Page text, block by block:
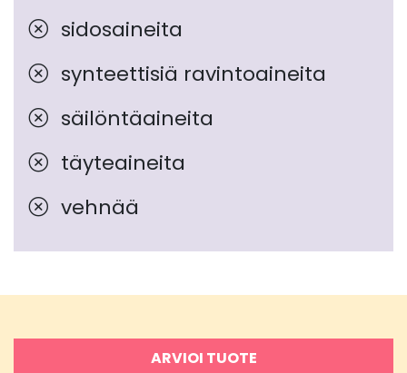
sidosaineita
synteettisiä ravintoaineita
säilöntäaineita
täyteaineita
vehnää
ARVIOI TUOTE